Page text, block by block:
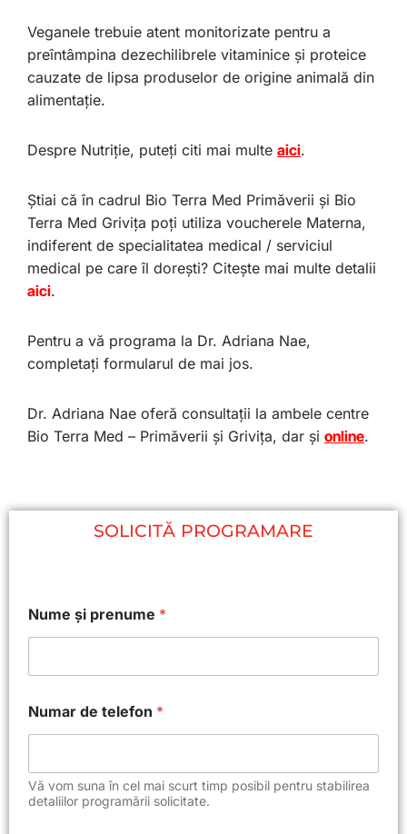
Veganele trebuie atent monitorizate pentru a
preîntâmpina dezechilibrele vitaminice și proteice
cauzate de lipsa produselor de origine animală din
alimentație.
Despre Nutriție, puteți citi mai multe aici.
Știai că în cadrul Bio Terra Med Primăverii și Bio
Terra Med Grivița poți utiliza voucherele Materna,
indiferent de specialitatea medical / serviciul
medical pe care îl dorești? Citește mai multe detalii
aici.
Pentru a vă programa la Dr. Adriana Nae,
completați formularul de mai jos.
Dr. Adriana Nae oferă consultații la ambele centre
Bio Terra Med – Primăverii și Grivița, dar și online.
SOLICITĂ PROGRAMARE
Nume și prenume *
Numar de telefon *
Vă vom suna în cel mai scurt timp posibil pentru stabilirea
detaliilor programării solicitate.